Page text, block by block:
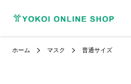
ホーム マスク 普通サイズ